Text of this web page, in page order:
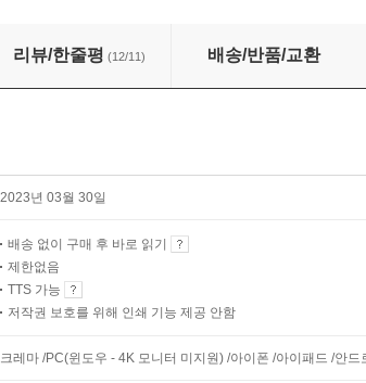
리뷰/한줄평 (12/11) 배송/반품/교환
2023년 03월 30일
배송 없이 구매 후 바로 읽기
제한없음
TTS 가능
저작권 보호를 위해 인쇄 기능 제공 안함
크레마 /PC(윈도우 - 4K 모니터 미지원) /아이폰 /아이패드 /안